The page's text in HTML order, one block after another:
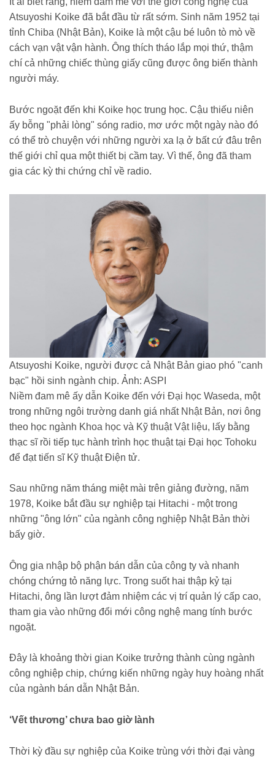
Atsuyoshi Koike đã bắt đầu từ rất sớm. Sinh năm 1952 tại
tỉnh Chiba (Nhật Bản), Koike là một cậu bé luôn tò mò về
cách vạn vật vận hành. Ông thích tháo lắp mọi thứ, thậm
chí cả những chiếc thùng giấy cũng được ông biến thành
người máy.
Bước ngoặt đến khi Koike học trung học. Cậu thiếu niên
ấy bỗng "phải lòng" sóng radio, mơ ước một ngày nào đó
có thể trò chuyện với những người xa lạ ở bất cứ đâu trên
thế giới chỉ qua một thiết bị cầm tay. Vì thế, ông đã tham
gia các kỳ thi chứng chỉ về radio.
Atsuyoshi Koike, người được cả Nhật Bản giao phó "canh
bạc" hồi sinh ngành chip. Ảnh: ASPI
Niềm đam mê ấy dẫn Koike đến với Đại học Waseda, một
trong những ngôi trường danh giá nhất Nhật Bản, nơi ông
theo học ngành Khoa học và Kỹ thuật Vật liệu, lấy bằng
thạc sĩ rồi tiếp tục hành trình học thuật tại Đại học Tohoku
để đạt tiến sĩ Kỹ thuật Điện tử.
Sau những năm tháng miệt mài trên giảng đường, năm
1978, Koike bắt đầu sự nghiệp tại Hitachi - một trong
những "ông lớn" của ngành công nghiệp Nhật Bản thời
bấy giờ.
Ông gia nhập bộ phận bán dẫn của công ty và nhanh
chóng chứng tỏ năng lực. Trong suốt hai thập kỷ tại
Hitachi, ông lần lượt đảm nhiệm các vị trí quản lý cấp cao,
tham gia vào những đổi mới công nghệ mang tính bước
ngoặt.
Đây là khoảng thời gian Koike trưởng thành cùng ngành
công nghiệp chip, chứng kiến những ngày huy hoàng nhất
của ngành bán dẫn Nhật Bản.
‘Vết thương’ chưa bao giờ lành
Thời kỳ đầu sự nghiệp của Koike trùng với thời đại vàng